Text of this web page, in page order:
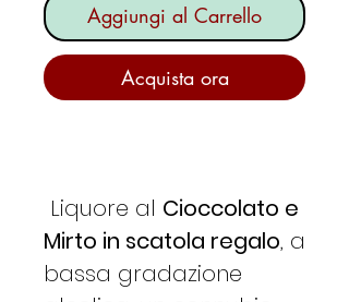
Aggiungi al Carrello
Acquista ora
Liquore al Cioccolato e
Mirto in scatola regalo, a
bassa gradazione